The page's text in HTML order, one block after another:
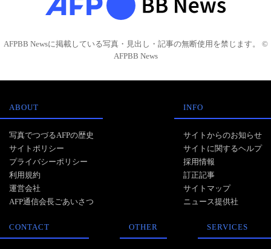
AFPBB Newsに掲載している写真・見出し・記事の無断使用を禁じます。 ©
AFPBB News
ABOUT
写真でつづるAFPの歴史
サイトポリシー
プライバシーポリシー
利用規約
運営会社
AFP通信会長ごあいさつ
INFO
サイトからのお知らせ
サイトに関するヘルプ
採用情報
訂正記事
サイトマップ
ニュース提供社
CONTACT OTHER SERVICES